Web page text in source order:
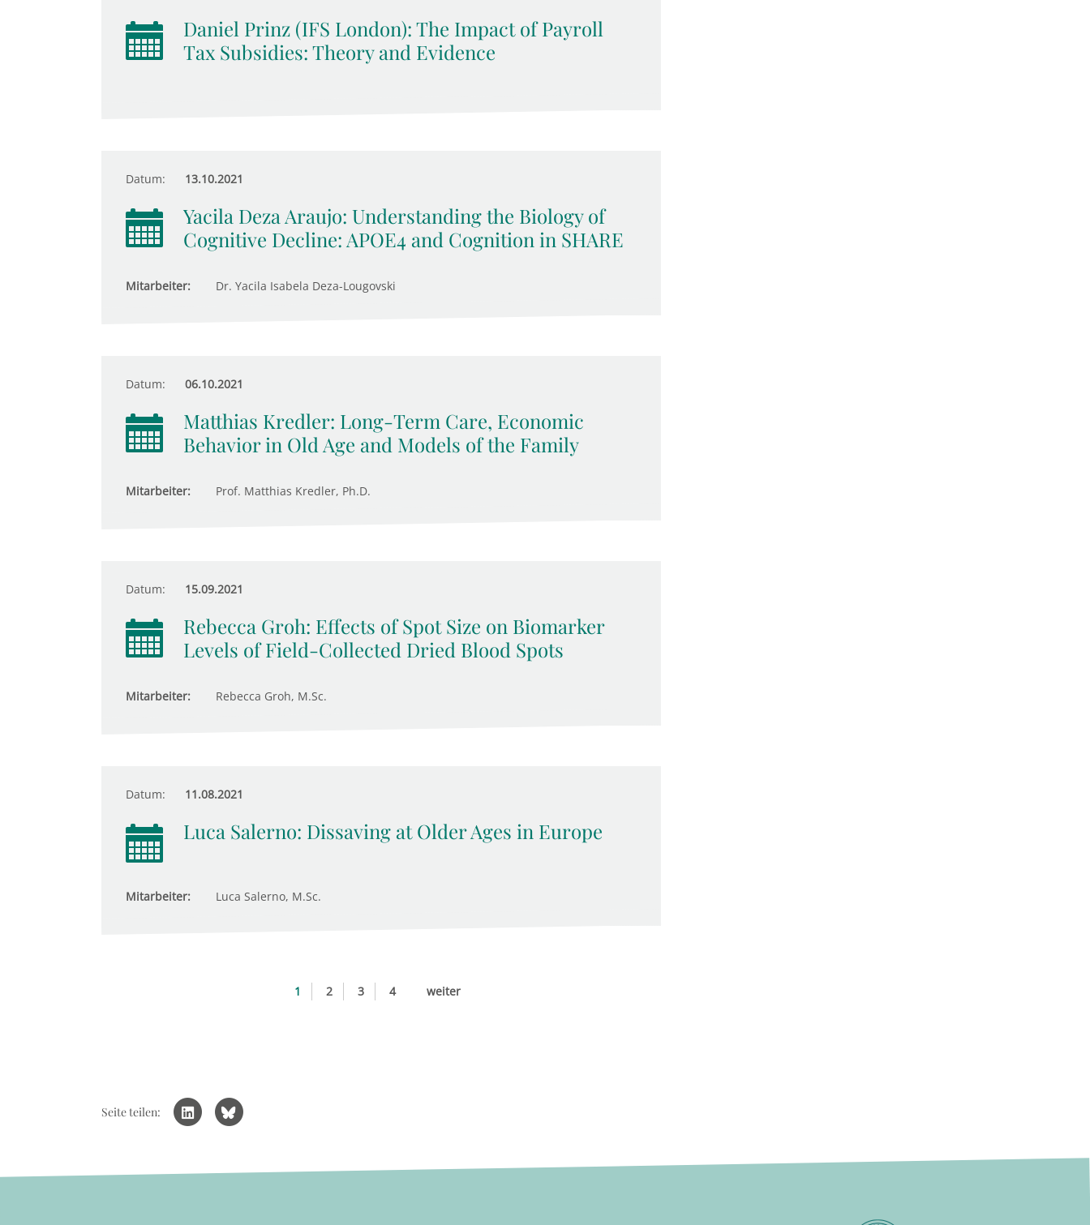
Daniel Prinz (IFS London): The Impact of Payroll
Tax Subsidies: Theory and Evidence
Datum: 13.10.2021
Yacila Deza Araujo: Understanding the Biology of
Cognitive Decline: APOE4 and Cognition in SHARE
Mitarbeiter: Dr. Yacila Isabela Deza-Lougovski
Datum: 06.10.2021
Matthias Kredler: Long-Term Care, Economic
Behavior in Old Age and Models of the Family
Mitarbeiter: Prof. Matthias Kredler, Ph.D.
Datum: 15.09.2021
Rebecca Groh: Effects of Spot Size on Biomarker
Levels of Field-Collected Dried Blood Spots
Mitarbeiter: Rebecca Groh, M.Sc.
Datum: 11.08.2021
Luca Salerno: Dissaving at Older Ages in Europe
Mitarbeiter: Luca Salerno, M.Sc.
1 2 3 4 weiter
Seite teilen: